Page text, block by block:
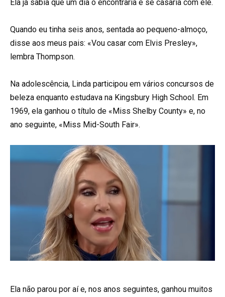
Ela já sabia que um dia o encontraria e se casaria com ele.
Quando eu tinha seis anos, sentada ao pequeno-almoço,
disse aos meus pais: «Vou casar com Elvis Presley»,
lembra Thompson.
Na adolescência, Linda participou em vários concursos de
beleza enquanto estudava na Kingsbury High School. Em
1969, ela ganhou o título de «Miss Shelby County» e, no
ano seguinte, «Miss Mid-South Fair».
Ela não parou por aí e, nos anos seguintes, ganhou muitos